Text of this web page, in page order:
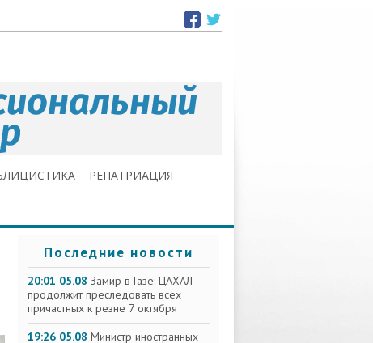
РЕПАТРИАЦИЯ
Последние новости
20:01 05.08 Замир в Газе: ЦАХАЛ
продолжит преследовать всех
причастных к резне 7 октября
19:26 05.08 Министр иностранных